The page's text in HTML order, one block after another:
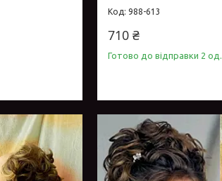
988-613
710 ₴
Готово до відправки 2 од.